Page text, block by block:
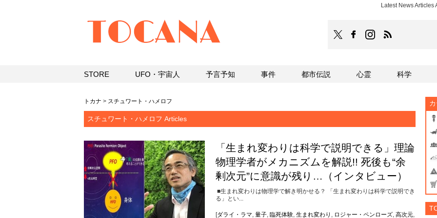
Latest News Articles
TOCANAのFacebookはこち
TOCANAのinstagram
トカナ > スチュワート・ハメロフ
スチュワート・ハメロフ Articles
「生まれ変わりは科学で説明できる」理論
物理学者がメカニズムを解説!! 死後も“余
剰次元”に意識が残り…（インタビュー）
■生まれ変わりは物理学で解き明かせる？ 「生まれ変わりは科学で説明でき
る」とい...
[ダライ・ラマ, 量子, 臨死体験, 生まれ変わり , ロジャー・ペンローズ, 高次元,
STORE UFO・宇宙人 予言予知 事件 都市伝説 心霊 科学